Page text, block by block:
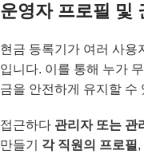
운영자 프로필 및
현금 등록기가 여러 사용
입니다. 이를 통해 누가
금을 안전하게 유지할 수
접근하다 관리자 또는 관
만들기 각 직원의 프로필 ,